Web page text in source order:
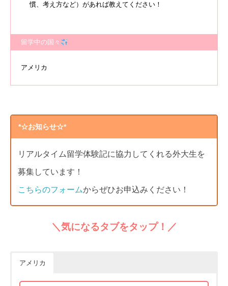
慣、考え方など）があれば教えてください！
留学中の国々
アメリカ
*☆お知らせ☆*
リアルタイム留学体験記に協力してくれる外大生を
募集しています！
こちらのフォームからぜひお申込みください！
＼気になるタブをタップ！／
アメリカ